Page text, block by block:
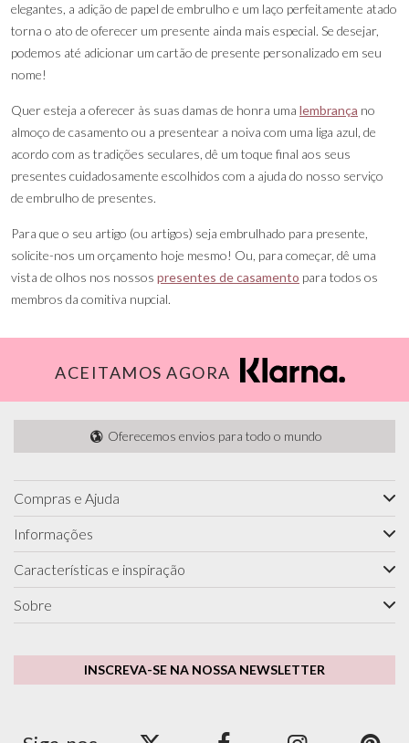
elegantes, a adição de papel de embrulho e um laço perfeitamente atado
torna o ato de oferecer um presente ainda mais especial. Se desejar,
podemos até adicionar um cartão de presente personalizado em seu
nome!
Quer esteja a oferecer às suas damas de honra uma lembrança no
almoço de casamento ou a presentear a noiva com uma liga azul, de
acordo com as tradições seculares, dê um toque final aos seus
presentes cuidadosamente escolhidos com a ajuda do nosso serviço
de embrulho de presentes.
Para que o seu artigo (ou artigos) seja embrulhado para presente,
solicite-nos um orçamento hoje mesmo! Ou, para começar, dê uma
vista de olhos nos nossos presentes de casamento para todos os
membros da comitiva nupcial.
ACEITAMOS AGORA
Oferecemos envios para todo o mundo
Compras e Ajuda
Informações
Características e inspiração
Sobre
INSCREVA-SE NA NOSSA NEWSLETTER